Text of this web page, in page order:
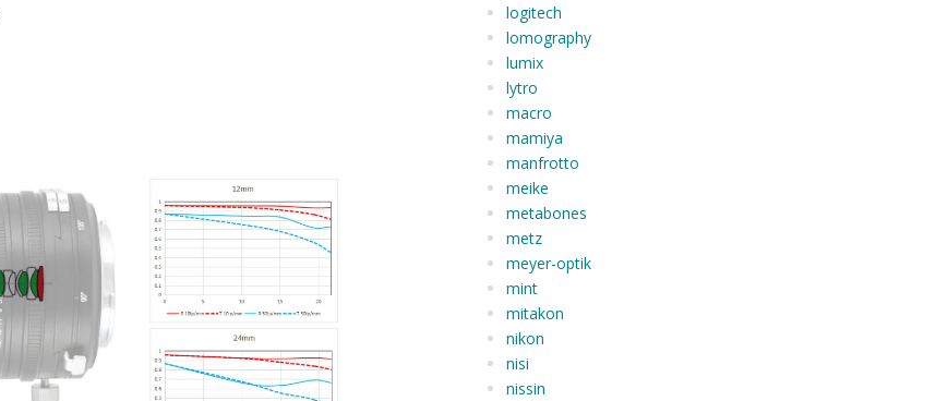
logitech
lomography
lumix
lytro
macro
mamiya
manfrotto
meike
metabones
metz
meyer-optik
mint
mitakon
nikon
nisi
nissin